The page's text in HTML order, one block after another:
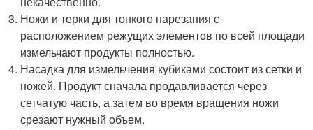
Ножи и терки для тонкого нарезания с
расположением режущих элементов по всей площади
измельчают продукты полностью.
Насадка для измельчения кубиками состоит из сетки и
ножей. Продукт сначала продавливается через
сетчатую часть, а затем во время вращения ножи
срезают нужный объем.